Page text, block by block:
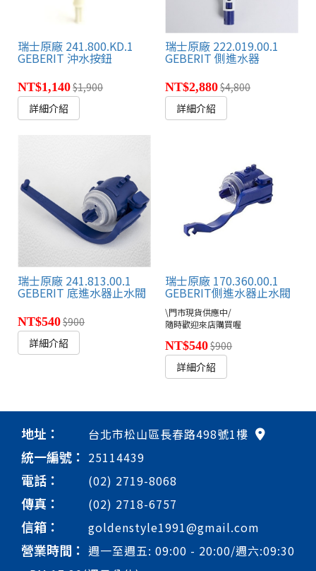
瑞士原廠 241.800.KD.1
GEBERIT 沖水按鈕
NT$1,140$1,900
詳細介紹
瑞士原廠 222.019.00.1
GEBERIT 側進水器
NT$2,880$4,800
詳細介紹
瑞士原廠 241.813.00.1
GEBERIT 底進水器止水閥
NT$540$900
詳細介紹
瑞士原廠 170.360.00.1
GEBERIT側進水器止水閥
\門市現貨供應中/
隨時歡迎來店購買喔
NT$540$900
詳細介紹
地址： 台北市松山區長春路498號1樓
統一編號： 25114439
電話： (02) 2719-8068
傳真： (02) 2718-6757
信箱： goldenstyle1991@gmail.com
營業時間： 週一至週五: 09:00 - 20:00/週六:09:30